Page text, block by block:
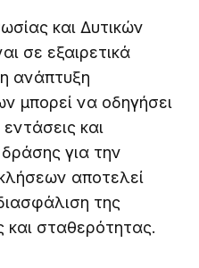
και Δυτικών
σε εξαιρετικά
ανάπτυξη
μπορεί να οδηγήσει
και
για την
αποτελεί
της
σταθερότητας.